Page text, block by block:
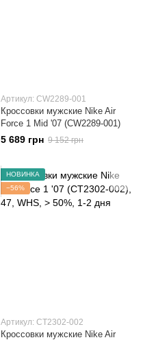
Артикул: CW2289-001
Кроссовки мужские Nike Air
Force 1 Mid '07 (CW2289-001)
5 689 грн 9 152 грн
НОВИНКА
−56%
Артикул: CT2302-002
Кроссовки мужские Nike Air